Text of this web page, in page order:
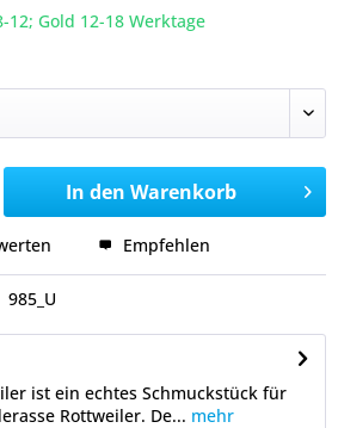
12; Gold 12-18 Werktage
In den Warenkorb
Empfehlen
985_U
ist ein echtes Schmuckstück für
Rottweiler. De... mehr